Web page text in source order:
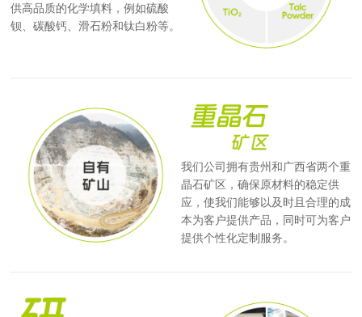
供高品质的化学填料，例如硫酸
钡、碳酸钙、滑石粉和钛白粉等。
我们公司拥有贵州和广西省两个重
晶石矿区，确保原材料的稳定供
应，使我们能够以及时且合理的成
本为客户提供产品，同时可为客户
提供个性化定制服务。